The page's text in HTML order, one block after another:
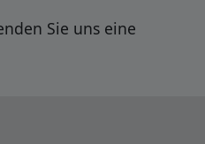
Sie uns eine